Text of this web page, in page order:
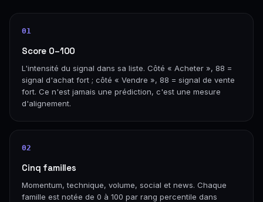
01
Score 0–100
L'intensité du signal dans sa liste. Côté « Acheter », 88 =
signal d'achat fort ; côté « Vendre », 88 = signal de vente
fort. Ce n'est jamais une prédiction, c'est une mesure
d'alignement.
02
Cinq familles
Momentum, technique, volume, social et news. Chaque
famille est notée de 0 à 100 par rang percentile dans